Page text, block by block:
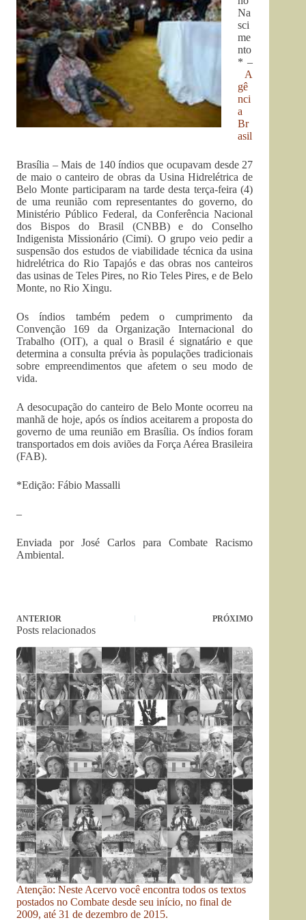
Na
sci
me
nto
* –
A
gê
nci
a
Br
asil
Brasília – Mais de 140 índios que ocupavam desde 27
de maio o canteiro de obras da Usina Hidrelétrica de
Belo Monte participaram na tarde desta terça-feira (4)
de uma reunião com representantes do governo, do
Ministério Público Federal, da Conferência Nacional
dos Bispos do Brasil (CNBB) e do Conselho
Indigenista Missionário (Cimi). O grupo veio pedir a
suspensão dos estudos de viabilidade técnica da usina
hidrelétrica do Rio Tapajós e das obras nos canteiros
das usinas de Teles Pires, no Rio Teles Pires, e de Belo
Monte, no Rio Xingu.
Os índios também pedem o cumprimento da
Convenção 169 da Organização Internacional do
Trabalho (OIT), a qual o Brasil é signatário e que
determina a consulta prévia às populações tradicionais
sobre empreendimentos que afetem o seu modo de
vida.
A desocupação do canteiro de Belo Monte ocorreu na
manhã de hoje, após os índios aceitarem a proposta do
governo de uma reunião em Brasília. Os índios foram
transportados em dois aviões da Força Aérea Brasileira
(FAB).
*Edição: Fábio Massalli
–
Enviada por José Carlos para Combate Racismo
Ambiental.
ANTERIOR PRÓXIMO
Posts relacionados
Atenção: Neste Acervo você encontra todos os textos
postados no Combate desde seu início, no final de
2009, até 31 de dezembro de 2015.